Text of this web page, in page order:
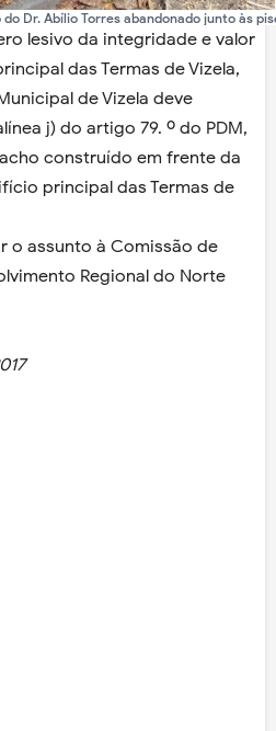
Dr. Abílio Torres abandonado junto às
lesivo da integridade e valor
das Termas de Vizela,
de Vizela deve
j) do artigo 79. º do PDM,
construído em frente da
principal das Termas de
o assunto à Comissão de
Regional do Norte